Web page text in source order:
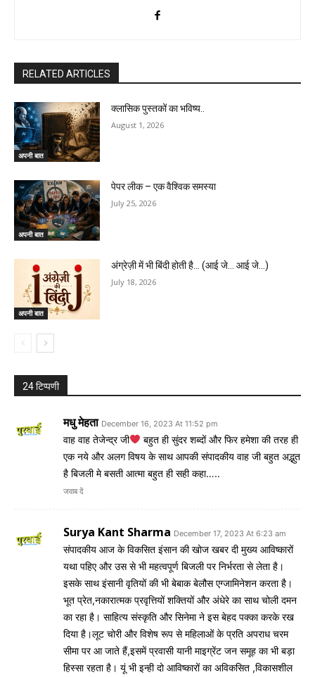
RELATED ARTICLES
अपनी बात
क्लासिक पुस्तकों का भविष्य..
August 1, 2026
अपनी बात
पेपर लीक – एक वैश्विक समस्या
July 25, 2026
अपनी बात
अंग्रेज़ी में भी बिंदी होती है… (आई जे… आई जे…)
July 18, 2026
24 टिप्पणी
मधु मेहता December 16, 2023 At 11:52 pm
वाह वाह तेजेन्द्र जी
बहुत ही सुंदर शब्दों और फिर हमेशा की तरह ही
एक नये और अलग विषय के साथ आपकी संपादकीय वाह जी बहुत अद्भुत
है बिजली मे बसती आत्मा बहुत ही सही कहा…..
जवाब दें
Surya Kant Sharma December 17, 2023 At 6:23 am
संपादकीय आज के विकसित इंसान की खोज खबर दी मुख्य आविष्कारों
यथा पहिए और उस से भी महत्वपूर्ण बिजली पर निर्भरता से लेता है।
इसके साथ इंसानी वृतियों की भी बेबाक बेलौस एग्जामिनेशन करता है।
भूत प्रेत,नकारात्मक प्रवृत्तियों शक्तियों और अंधेरे का साथ चोली दमन
का रहा है। साहित्य संस्कृति और सिनेमा ने इस बेहद पक्का करके रख
दिया है।लूट चोरी और विशेष रूप से महिलाओं के प्रति अपराध चरम
सीमा पर आ जाते हैं,इसमें प्रवासी यानी माइग्रेंट जन समूह का भी बड़ा
हिस्सा रहता है। यूं भी इन्ही दो आविष्कारों का अविकसित ,विकासशील